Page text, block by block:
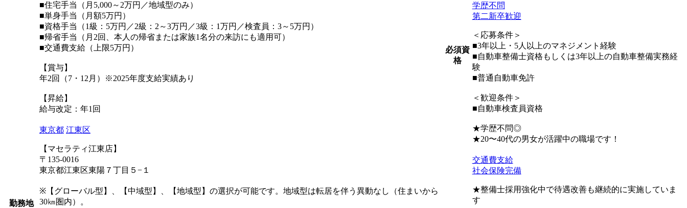
■住宅手当（月5,000～2万円／地域型のみ）
■単身手当（月額5万円）
■資格手当（1級：5万円／2級：2～3万円／3級：1万円／検査員：3～5万円）
■帰省手当（月2回、本人の帰省または家族1名分の来訪にも適用可）
■交通費支給（上限5万円）
【賞与】
年2回（7・12月）※2025年度支給実績あり
【昇給】
給与改定：年1回
勤務地
東京都 江東区
【マセラティ江東店】
〒135-0016
東京都江東区東陽７丁目５−１
※【グローバル型】、【中域型】、【地域型】の選択が可能です。地域型は転居を伴う異動なし（住まいから
30㎞圏内）。
必須資
格
学歴不問
第二新卒歓迎
＜応募条件＞
■3年以上・5人以上のマネジメント経験
■自動車整備士資格もしくは3年以上の自動車整備実務経
験
■普通自動車免許
＜歓迎条件＞
■自動車検査員資格
★学歴不問◎
★20〜40代の男女が活躍中の職場です！
交通費支給
社会保険完備
★整備士採用強化中で待遇改善も継続的に実施していま
す